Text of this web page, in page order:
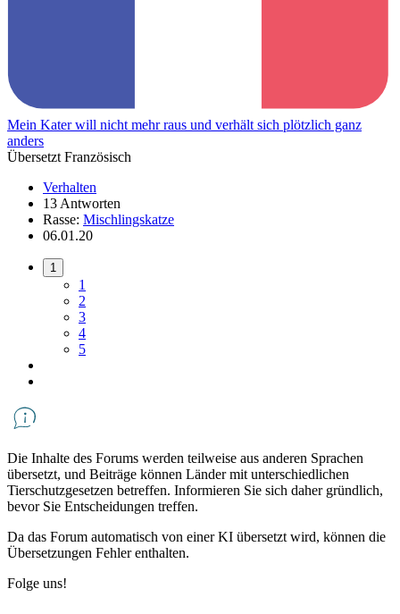
Mein Kater will nicht mehr raus und verhält sich plötzlich ganz
anders
Übersetzt Französisch
Verhalten
13 Antworten
Rasse: Mischlingskatze
06.01.20
1
1
2
3
4
5
Die Inhalte des Forums werden teilweise aus anderen Sprachen
übersetzt, und Beiträge können Länder mit unterschiedlichen
Tierschutzgesetzen betreffen. Informieren Sie sich daher gründlich,
bevor Sie Entscheidungen treffen.
Da das Forum automatisch von einer KI übersetzt wird, können die
Übersetzungen Fehler enthalten.
Folge uns!